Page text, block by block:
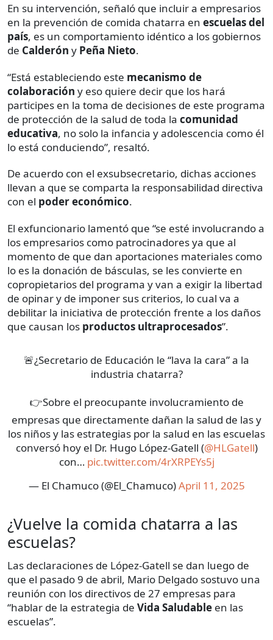
En su intervención, señaló que incluir a empresarios
en la prevención de comida chatarra en escuelas del
país, es un comportamiento idéntico a los gobiernos
de Calderón y Peña Nieto.
“Está estableciendo este mecanismo de
colaboración y eso quiere decir que los hará
participes en la toma de decisiones de este programa
de protección de la salud de toda la comunidad
educativa, no solo la infancia y adolescencia como él
lo está conduciendo”, resaltó.
De acuerdo con el exsubsecretario, dichas acciones
llevan a que se comparta la responsabilidad directiva
con el poder económico.
El exfuncionario lamentó que “se esté involucrando a
los empresarios como patrocinadores ya que al
momento de que dan aportaciones materiales como
lo es la donación de básculas, se les convierte en
copropietarios del programa y van a exigir la libertad
de opinar y de imponer sus criterios, lo cual va a
debilitar la iniciativa de protección frente a los daños
que causan los productos ultraprocesados”.
🚨¿Secretario de Educación le “lava la cara” a la
industria chatarra?
👉Sobre el preocupante involucramiento de
empresas que directamente dañan la salud de las y
los niños y las estrategias por la salud en las escuelas
conversó hoy el Dr. Hugo López-Gatell (@HLGatell)
con… pic.twitter.com/4rXRPEYs5j
— El Chamuco (@El_Chamuco)April 11, 2025
¿Vuelve la comida chatarra a las
escuelas?
Las declaraciones de López-Gatell se dan luego de
que el pasado 9 de abril, Mario Delgado sostuvo una
reunión con los directivos de 27 empresas para
“hablar de la estrategia de Vida Saludable en las
escuelas”.